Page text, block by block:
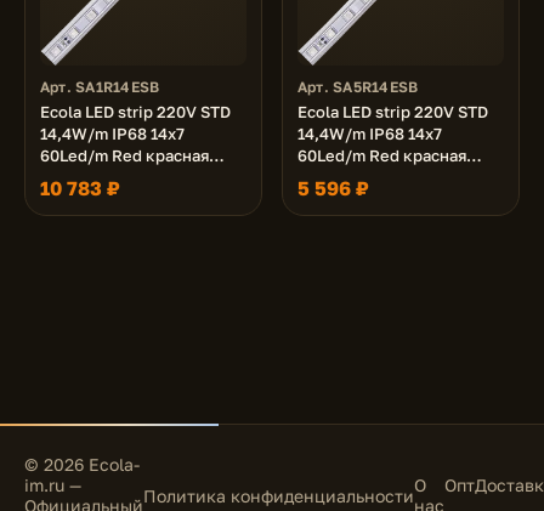
Арт. SA1R14ESB
Ecola LED strip 220V STD
14,4W/m IP68 14x7
60Led/m Red красная
лента 100м.
10 783 ₽
Арт. SA5R14ESB
Ecola LED strip 220V STD
14,4W/m IP68 14x7
60Led/m Red красная
лента 50м.
5 596 ₽
© 2026 Ecola-
im.ru —
ОфициальныйПолитика конфиденциальностиО
нас
Опт